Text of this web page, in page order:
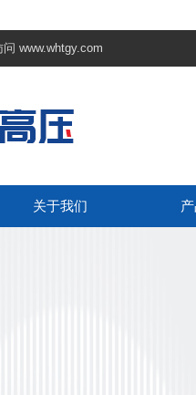
问 www.whtgy.com
关于我们